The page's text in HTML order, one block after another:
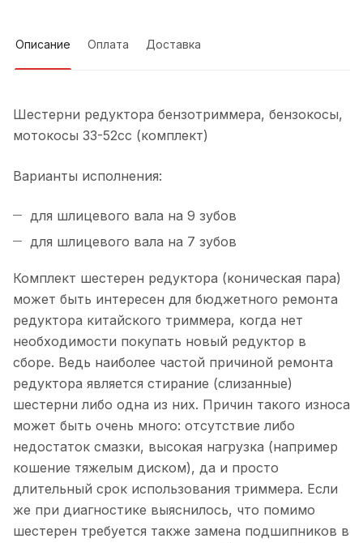
Описание Оплата Доставка
Шестерни редуктора бензотриммера, бензокосы,
мотокосы 33-52сс (комплект)
Варианты исполнения:
для шлицевого вала на 9 зубов
для шлицевого вала на 7 зубов
Комплект шестерен редуктора (коническая пара)
может быть интересен для бюджетного ремонта
редуктора китайского триммера, когда нет
необходимости покупать новый редуктор в
сборе. Ведь наиболее частой причиной ремонта
редуктора является стирание (слизанные)
шестерни либо одна из них. Причин такого износа
может быть очень много: отсутствие либо
недостаток смазки, высокая нагрузка (например
кошение тяжелым диском), да и просто
длительный срок использования триммера. Если
же при диагностике выяснилось, что помимо
шестерен требуется также замена подшипников в